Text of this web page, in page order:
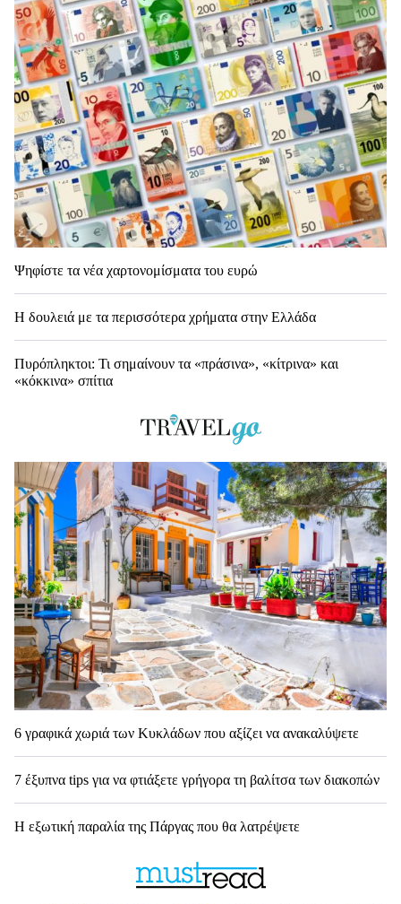
Ψηφίστε τα νέα χαρτονομίσματα του ευρώ
Η δουλειά με τα περισσότερα χρήματα στην Ελλάδα
Πυρόπληκτοι: Τι σημαίνουν τα «πράσινα», «κίτρινα» και
«κόκκινα» σπίτια
6 γραφικά χωριά των Κυκλάδων που αξίζει να ανακαλύψετε
7 έξυπνα tips για να φτιάξετε γρήγορα τη βαλίτσα των διακοπών
Η εξωτική παραλία της Πάργας που θα λατρέψετε